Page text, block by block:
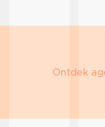
Ontdek